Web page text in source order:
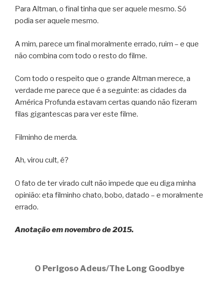
Para Altman, o final tinha que ser aquele mesmo. Só
podia ser aquele mesmo.
A mim, parece um final moralmente errado, ruim – e que
não combina com todo o resto do filme.
Com todo o respeito que o grande Altman merece, a
verdade me parece que é a seguinte: as cidades da
América Profunda estavam certas quando não fizeram
filas gigantescas para ver este filme.
Filminho de merda.
Ah, virou cult, é?
O fato de ter virado cult não impede que eu diga minha
opinião: eta filminho chato, bobo, datado – e moralmente
errado.
Anotação em novembro de 2015.
O Perigoso Adeus/The Long Goodbye